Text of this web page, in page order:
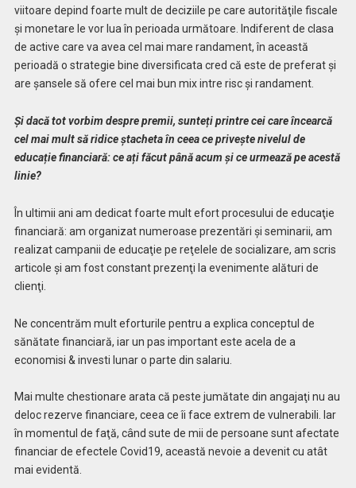
viitoare depind foarte mult de deciziile pe care autorităţile fiscale
și monetare le vor lua în perioada următoare. Indiferent de clasa
de active care va avea cel mai mare randament, în această
perioadă o strategie bine diversificata cred că este de preferat şi
are şansele să ofere cel mai bun mix intre risc şi randament.
Și dacă tot vorbim despre premii, sunteți printre cei care încearcă
cel mai mult să ridice ștacheta în ceea ce privește nivelul de
educație financiară: ce ați făcut până acum și ce urmează pe acestă
linie?
În ultimii ani am dedicat foarte mult efort procesului de educaţie
financiară: am organizat numeroase prezentări şi seminarii, am
realizat campanii de educaţie pe reţelele de socializare, am scris
articole şi am fost constant prezenţi la evenimente alături de
clienţi.
Ne concentrăm mult eforturile pentru a explica conceptul de
sănătate financiară, iar un pas important este acela de a
economisi & investi lunar o parte din salariu.
Mai multe chestionare arata că peste jumătate din angajaţi nu au
deloc rezerve financiare, ceea ce îi face extrem de vulnerabili. Iar
în momentul de faţă, când sute de mii de persoane sunt afectate
financiar de efectele Covid19, această nevoie a devenit cu atât
mai evidentă.